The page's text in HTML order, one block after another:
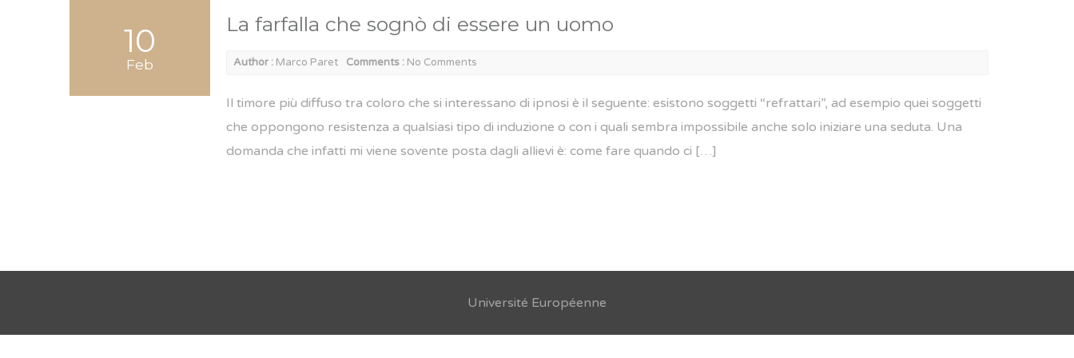
10
Feb
La farfalla che sognò di essere un uomo
Author : Marco Paret Comments : No Comments
Il timore più diffuso tra coloro che si interessano di ipnosi è il seguente: esistono soggetti “refrattari”, ad esempio quei soggetti
che oppongono resistenza a qualsiasi tipo di induzione o con i quali sembra impossibile anche solo iniziare una seduta. Una
domanda che infatti mi viene sovente posta dagli allievi è: come fare quando ci […]
Université Européenne